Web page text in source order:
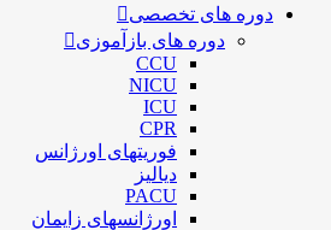
دوره های تخصصی
دوره های بازآموزی
CCU
NICU
ICU
CPR
فوریتهای اورژانس
دیالیز
PACU
اورژانسهای زایمان